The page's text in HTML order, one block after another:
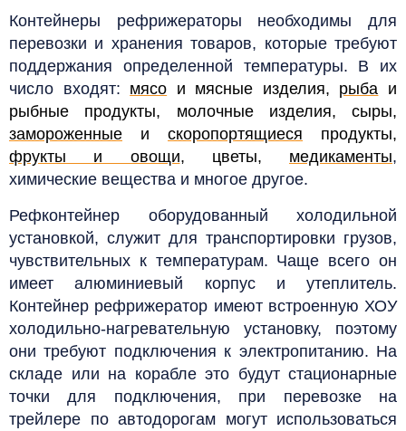
Контейнеры рефрижераторы необходимы для
перевозки и хранения товаров, которые требуют
поддержания определенной температуры. В их
число входят: мясо и мясные изделия, рыба и
рыбные продукты, молочные изделия, сыры,
замороженные и скоропортящиеся продукты,
фрукты и овощи, цветы, медикаменты,
химические вещества и многое другое.
Рефконтейнер оборудованный холодильной
установкой, служит для транспортировки грузов,
чувствительных к температурам. Чаще всего он
имеет алюминиевый корпус и утеплитель.
Контейнер рефрижератор имеют встроенную ХОУ
холодильно-нагревательную установку, поэтому
они требуют подключения к электропитанию. На
складе или на корабле это будут стационарные
точки для подключения, при перевозке на
трейлере по автодорогам могут использоваться